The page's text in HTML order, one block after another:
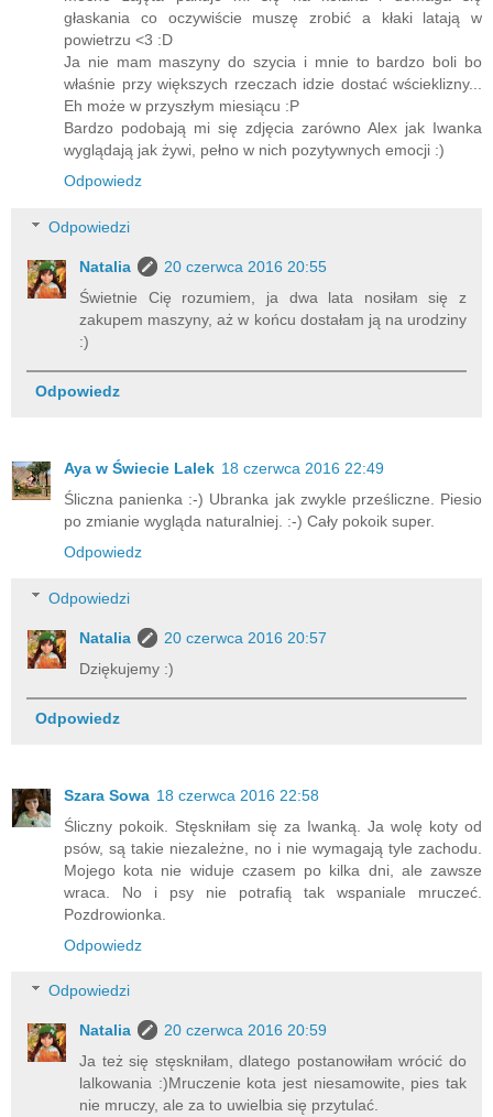
głaskania co oczywiście muszę zrobić a kłaki latają w
powietrzu <3 :D
Ja nie mam maszyny do szycia i mnie to bardzo boli bo
właśnie przy większych rzeczach idzie dostać wścieklizny...
Eh może w przyszłym miesiącu :P
Bardzo podobają mi się zdjęcia zarówno Alex jak Iwanka
wyglądają jak żywi, pełno w nich pozytywnych emocji :)
Odpowiedz
Odpowiedzi
Natalia
20 czerwca 2016 20:55
Świetnie Cię rozumiem, ja dwa lata nosiłam się z
zakupem maszyny, aż w końcu dostałam ją na urodziny
:)
Odpowiedz
Aya w Świecie Lalek 18 czerwca 2016 22:49
Śliczna panienka :-) Ubranka jak zwykle prześliczne. Piesio
po zmianie wygląda naturalniej. :-) Cały pokoik super.
Odpowiedz
Odpowiedzi
Natalia
20 czerwca 2016 20:57
Dziękujemy :)
Odpowiedz
Szara Sowa 18 czerwca 2016 22:58
Śliczny pokoik. Stęskniłam się za Iwanką. Ja wolę koty od
psów, są takie niezależne, no i nie wymagają tyle zachodu.
Mojego kota nie widuje czasem po kilka dni, ale zawsze
wraca. No i psy nie potrafią tak wspaniale mruczeć.
Pozdrowionka.
Odpowiedz
Odpowiedzi
Natalia
20 czerwca 2016 20:59
Ja też się stęskniłam, dlatego postanowiłam wrócić do
lalkowania :)Mruczenie kota jest niesamowite, pies tak
nie mruczy, ale za to uwielbia się przytulać.